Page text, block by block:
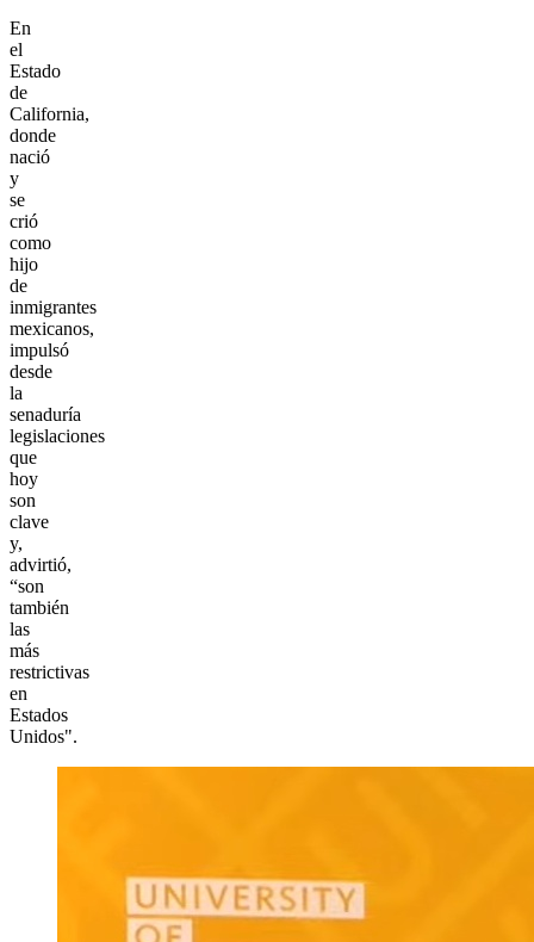
En
el
Estado
de
California,
donde
nació
y
se
crió
como
hijo
de
inmigrantes
mexicanos,
impulsó
desde
la
senaduría
legislaciones
que
hoy
son
clave
y,
advirtió,
“son
también
las
más
restrictivas
en
Estados
Unidos".